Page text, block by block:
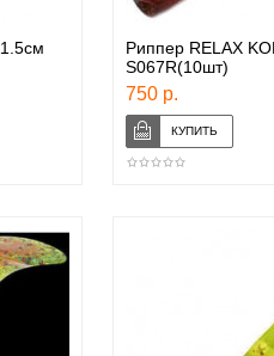
Риппер RELAX
S067R(10шт)
750 р.